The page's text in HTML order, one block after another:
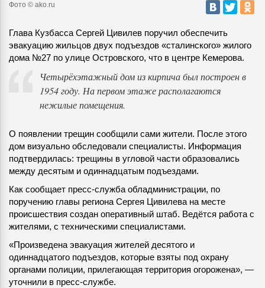
Фото © ako.ru
Глава Кузбасса Сергей Цивилев поручил обеспечить
эвакуацию жильцов двух подъездов «сталинского» жилого
дома №27 по улице Островского, что в центре Кемерова.
Четырёхэтажный дом из кирпича был построен в
1954 году. На первом этаже располагаются
нежилые помещения.
О появлении трещин сообщили сами жители. После этого
дом визуально обследовали специалисты. Информация
подтвердилась: трещины в угловой части образовались
между десятым и одиннадцатым подъездами.
Как сообщает пресс-служба обладминистрации, по
поручению главы региона Сергея Цивилева на месте
происшествия создан оперативный штаб. Ведётся работа с
жителями, с техническими специалистами.
«Произведена эвакуация жителей десятого и
одиннадцатого подъездов, которые взяты под охрану
органами полиции, прилегающая территория огорожена», —
уточнили в пресс-службе.